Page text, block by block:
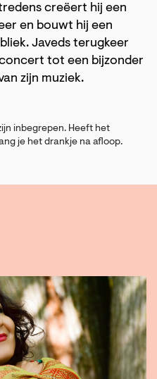
creëert hij een
en bouwt hij een
Javeds terugkeer
tot een bijzonder
zijn muziek.
inbegrepen. Heeft het
je het drankje na afloop.